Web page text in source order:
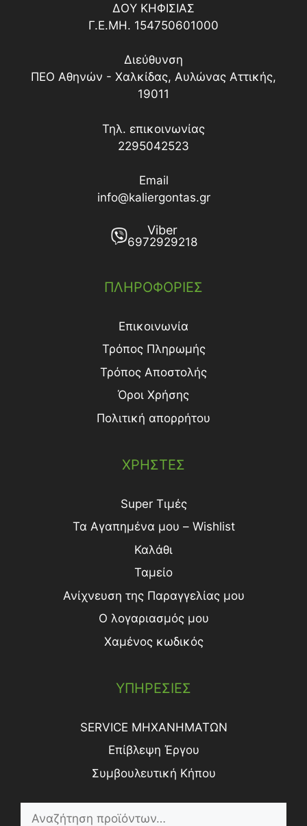
ΔΟY ΚΗΦΙΣΙΑΣ
Γ.Ε.ΜΗ. 154750601000
Διεύθυνση
ΠΕΟ Αθηνών - Χαλκίδας, Αυλώνας Αττικής,
19011
Τηλ. επικοινωνίας
2295042523
Email
info@kaliergontas.gr
Viber
6972929218
ΠΛΗΡΟΦΟΡΙΕΣ
Επικοινωνία
Τρόπος Πληρωμής
Τρόπος Aποστολής
Όροι Χρήσης
Πολιτική απορρήτου
ΧΡΗΣΤΕΣ
Super Τιμές
Τα Αγαπημένα μου – Wishlist
Καλάθι
Ταμείο
Ανίχνευση της Παραγγελίας μου
Ο λογαριασμός μου
Χαμένος κωδικός
ΥΠΗΡΕΣΙΕΣ
SERVICE ΜΗΧΑΝΗΜΑΤΩΝ
Επίβλεψη Έργου
Συμβουλευτική Κήπου